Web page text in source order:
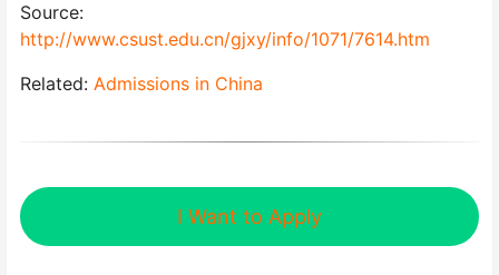
Source:
http://www.csust.edu.cn/gjxy/info/1071/7614.htm
Related: Admissions in China
I Want to Apply